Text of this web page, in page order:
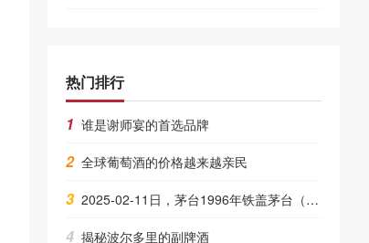
热门排行
1 谁是谢师宴的首选品牌
2 全球葡萄酒的价格越来越亲民
3 2025-02-11日，茅台1996年铁盖茅台（散）500ML53.00度酒每瓶的价格是多少呢？
4 揭秘波尔多里的副牌酒